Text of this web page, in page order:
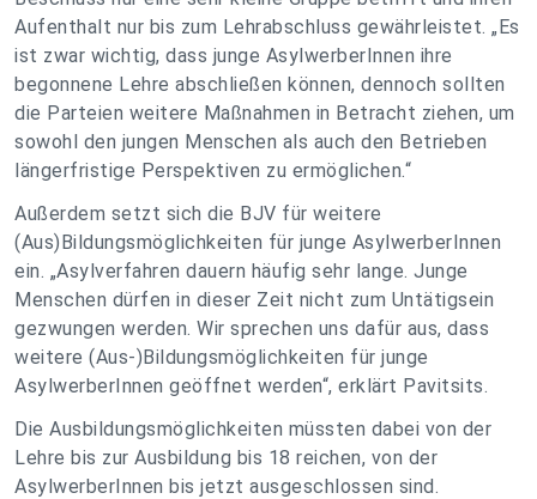
Aufenthalt nur bis zum Lehrabschluss gewährleistet. „Es
ist zwar wichtig, dass junge AsylwerberInnen ihre
begonnene Lehre abschließen können, dennoch sollten
die Parteien weitere Maßnahmen in Betracht ziehen, um
sowohl den jungen Menschen als auch den Betrieben
längerfristige Perspektiven zu ermöglichen.“
Außerdem setzt sich die BJV für weitere
(Aus)Bildungsmöglichkeiten für junge AsylwerberInnen
ein. „Asylverfahren dauern häufig sehr lange. Junge
Menschen dürfen in dieser Zeit nicht zum Untätigsein
gezwungen werden. Wir sprechen uns dafür aus, dass
weitere (Aus-)Bildungsmöglichkeiten für junge
AsylwerberInnen geöffnet werden“, erklärt Pavitsits.
Die Ausbildungsmöglichkeiten müssten dabei von der
Lehre bis zur Ausbildung bis 18 reichen, von der
AsylwerberInnen bis jetzt ausgeschlossen sind.